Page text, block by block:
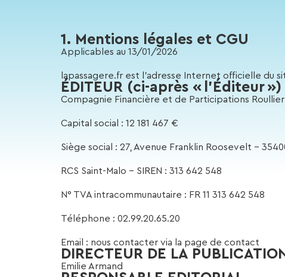
1. Mentions légales et CGU
Applicables au 13/01/2026
lapassagere.fr est l’adresse Internet officielle du
ÉDITEUR (ci-après « l’Éditeur »)
Compagnie Financière et de Participations
Capital social : 12 181 467 €
Siège social : 27, Avenue Franklin Roosevelt –
RCS Saint-Malo – SIREN : 313 642 548
N° TVA intracommunautaire : FR 11 313 642 548
Téléphone : 02.99.20.65.20
Email : nous contacter via la page de contact
DIRECTEUR DE LA
Emilie Armand